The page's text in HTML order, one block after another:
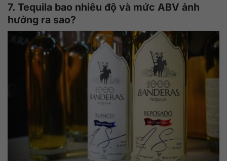
7. Tequila bao nhiêu độ và mức ABV ảnh
hưởng ra sao?